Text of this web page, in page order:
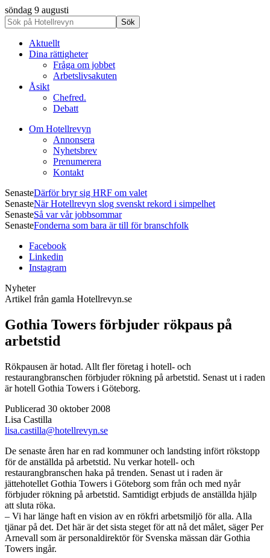
söndag 9 augusti
Aktuellt
Dina rättigheter
Fråga om jobbet
Arbetslivsakuten
Åsikt
Chefred.
Debatt
Om Hotellrevyn
Annonsera
Nyhetsbrev
Prenumerera
Kontakt
SenasteDärför bryr sig HRF om valet
SenasteNär Hotellrevyn slog svenskt rekord i simpelhet
SenasteSå var vår jobbsommar
SenasteFonderna som bara är till för branschfolk
Facebook
Linkedin
Instagram
Nyheter
Artikel från gamla Hotellrevyn.se
Gothia Towers förbjuder rökpaus på
arbetstid
Rökpausen är hotad. Allt fler företag i hotell- och
restaurangbranschen förbjuder rökning på arbetstid. Senast ut i raden
är hotell Gothia Towers i Göteborg.
Publicerad 30 oktober 2008
Lisa Castilla
lisa.castilla@hotellrevyn.se
De senaste åren har en rad kommuner och landsting infört rökstopp
för de anställda på arbetstid. Nu verkar hotell- och
restaurangbranschen haka på trenden. Senast ut i raden är
jättehotellet Gothia Towers i Göteborg som från och med nyår
förbjuder rökning på arbetstid. Samtidigt erbjuds de anställda hjälp
att sluta röka.
– Vi har länge haft en vision av en rökfri arbetsmiljö för alla. Alla
tjänar på det. Det här är det sista steget för att nå det målet, säger Per
Arnevall som är personaldirektör för Svenska mässan där Gothia
Towers ingår.